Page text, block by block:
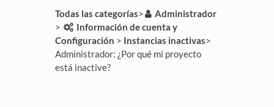
Todas las categorías​>​ ​Administrador​
> ​
​Información de cuenta y
Configuración ​ > ​ ​Instancias inactivas​>​
Administrador: ¿Por qué mi proyecto
está inactive?